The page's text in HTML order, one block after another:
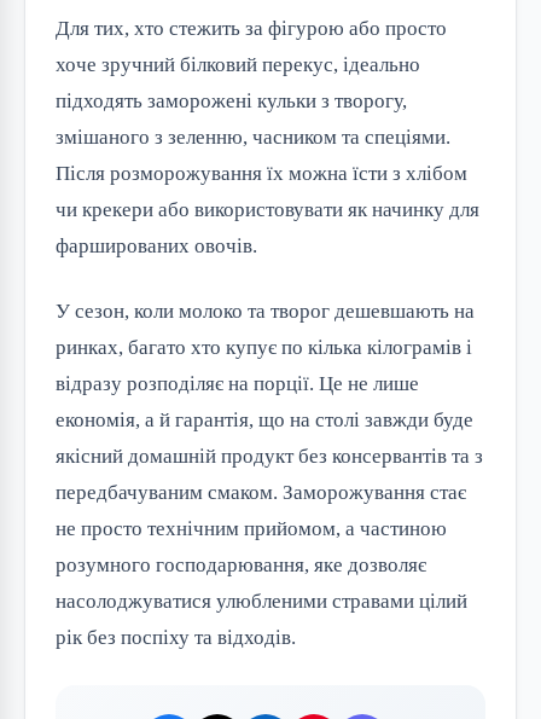
Для тих, хто стежить за фігурою або просто
хоче зручний білковий перекус, ідеально
підходять заморожені кульки з творогу,
змішаного з зеленню, часником та спеціями.
Після розморожування їх можна їсти з хлібом
чи крекери або використовувати як начинку для
фаршированих овочів.
У сезон, коли молоко та творог дешевшають на
ринках, багато хто купує по кілька кілограмів і
відразу розподіляє на порції. Це не лише
економія, а й гарантія, що на столі завжди буде
якісний домашній продукт без консервантів та з
передбачуваним смаком. Заморожування стає
не просто технічним прийомом, а частиною
розумного господарювання, яке дозволяє
насолоджуватися улюбленими стравами цілий
рік без поспіху та відходів.